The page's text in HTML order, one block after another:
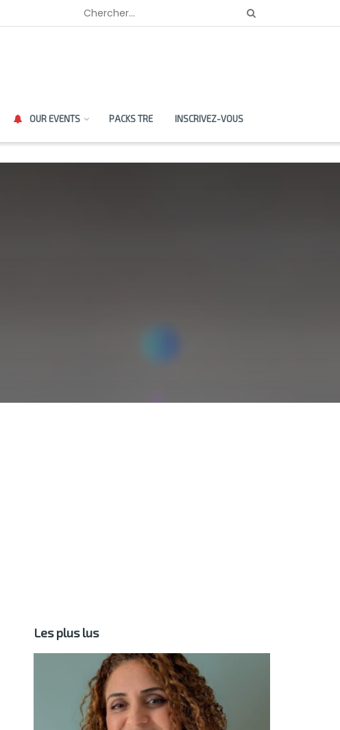
OUR EVENTS PACKS TRE INSCRIVEZ-VOUS
Les plus lus